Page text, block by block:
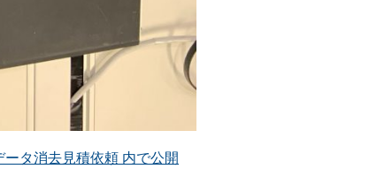
タ消去見積依頼 内で公開